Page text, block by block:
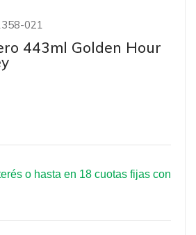
021
443ml Golden Hour
o hasta en 18 cuotas fijas con